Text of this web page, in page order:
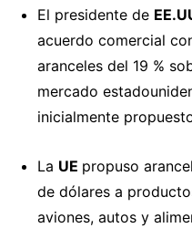
El presidente de
acuerdo comercial
aranceles del 19 %
mercado
inicialmente
La UE propuso
de dólares a
aviones, autos y